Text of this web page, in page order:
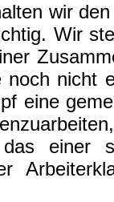
wir
Wir
noch nicht
eine
einer